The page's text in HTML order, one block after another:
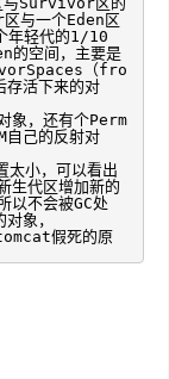
与一个Eden区
年轻代的1/10
的空间，主要是
（fro
活下来的对
象，还有个Perm
己的反射对
太小，可以看出
生代区增加新的
以不会被GC处
象，
假死的原